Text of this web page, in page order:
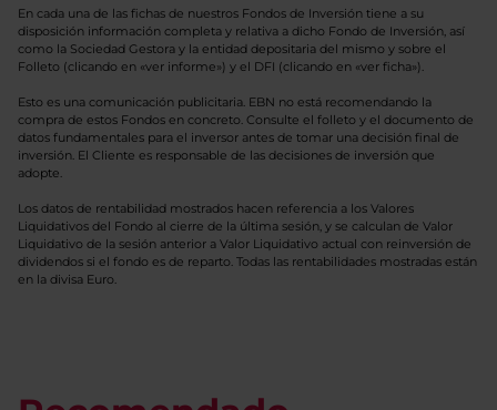
En cada una de las fichas de nuestros Fondos de Inversión tiene a su
disposición información completa y relativa a dicho Fondo de Inversión, así
como la Sociedad Gestora y la entidad depositaria del mismo y sobre el
Folleto (clicando en «ver informe») y el DFI (clicando en «ver ficha»).
Esto es una comunicación publicitaria. EBN no está recomendando la
compra de estos Fondos en concreto. Consulte el folleto y el documento de
datos fundamentales para el inversor antes de tomar una decisión final de
inversión. El Cliente es responsable de las decisiones de inversión que
adopte.
Los datos de rentabilidad mostrados hacen referencia a los Valores
Liquidativos del Fondo al cierre de la última sesión, y se calculan de Valor
Liquidativo de la sesión anterior a Valor Liquidativo actual con reinversión de
dividendos si el fondo es de reparto. Todas las rentabilidades mostradas están
en la divisa Euro.